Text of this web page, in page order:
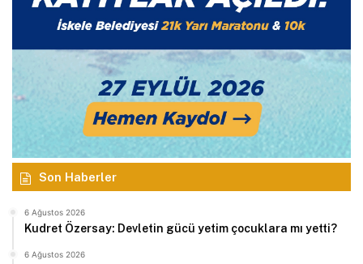
Son Haberler
6 Ağustos 2026
Kudret Özersay: Devletin gücü yetim çocuklara mı yetti?
6 Ağustos 2026